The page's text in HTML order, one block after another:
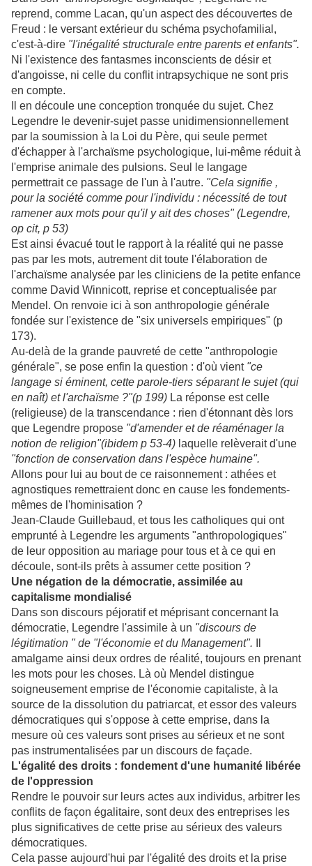
reprend, comme Lacan, qu'un aspect des découvertes de
Freud : le versant extérieur du schéma psychofamilial,
c'est-à-dire "l'inégalité structurale entre parents et enfants".
Ni l'existence des fantasmes inconscients de désir et
d'angoisse, ni celle du conflit intrapsychique ne sont pris
en compte.
Il en découle une conception tronquée du sujet. Chez
Legendre le devenir-sujet passe unidimensionnellement
par la soumission à la Loi du Père, qui seule permet
d'échapper à l'archaïsme psychologique, lui-même réduit à
l'emprise animale des pulsions. Seul le langage
permettrait ce passage de l'un à l'autre. "Cela signifie ,
pour la société comme pour l'individu : nécessité de tout
ramener aux mots pour qu'il y ait des choses" (Legendre,
op cit, p 53)
Est ainsi évacué tout le rapport à la réalité qui ne passe
pas par les mots, autrement dit toute l'élaboration de
l'archaïsme analysée par les cliniciens de la petite enfance
comme David Winnicott, reprise et conceptualisée par
Mendel. On renvoie ici à son anthropologie générale
fondée sur l'existence de "six universels empiriques" (p
173).
Au-delà de la grande pauvreté de cette "anthropologie
générale", se pose enfin la question : d'où vient "ce
langage si éminent, cette parole-tiers séparant le sujet (qui
en naît) et l'archaïsme ?"(p 199) La réponse est celle
(religieuse) de la transcendance : rien d'étonnant dès lors
que Legendre propose "d'amender et de réaménager la
notion de religion"(ibidem p 53-4) laquelle relèverait d'une
"fonction de conservation dans l'espèce humaine".
Allons pour lui au bout de ce raisonnement : athées et
agnostiques remettraient donc en cause les fondements-
mêmes de l'hominisation ?
Jean-Claude Guillebaud, et tous les catholiques qui ont
emprunté à Legendre les arguments "anthropologiques"
de leur opposition au mariage pour tous et à ce qui en
découle, sont-ils prêts à assumer cette position ?
Une négation de la démocratie, assimilée au
capitalisme mondialisé
Dans son discours péjoratif et méprisant concernant la
démocratie, Legendre l'assimile à un "discours de
légitimation " de "l'économie et du Management".
amalgame ainsi deux ordres de réalité, toujours en prenant
les mots pour les choses. Là où Mendel distingue
soigneusement emprise de l'économie capitaliste, à la
source de la dissolution du patriarcat, et essor des valeurs
démocratiques qui s'oppose à cette emprise, dans la
mesure où ces valeurs sont prises au sérieux et ne sont
pas instrumentalisées par un discours de façade.
L'égalité des droits : fondement d'une humanité libérée
de l'oppression
Rendre le pouvoir sur leurs actes aux individus, arbitrer les
conflits de façon égalitaire, sont deux des entreprises les
plus significatives de cette prise au sérieux des valeurs
démocratiques.
Cela passe aujourd'hui par l'égalité des droits et la prise